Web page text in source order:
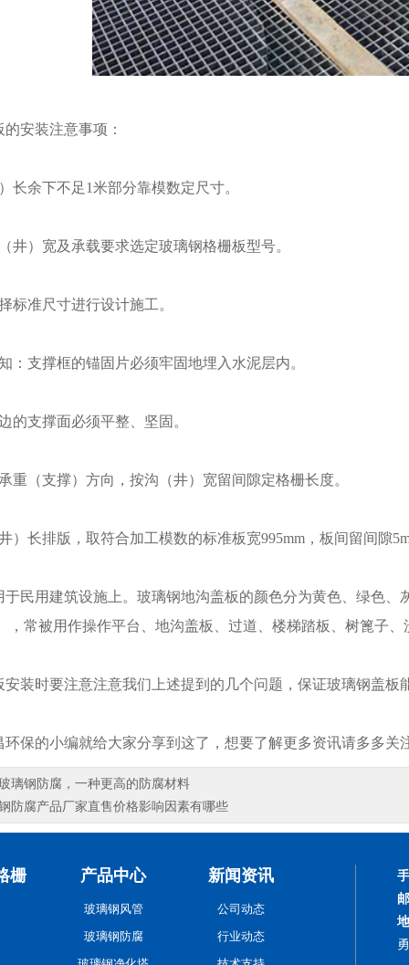
安装注意事项：
余下不足1米部分靠模数定尺寸。
）宽及承载要求选定玻璃钢格栅板型号。
准尺寸进行设计施工。
支撑框的锚固片必须牢固地埋入水泥层内。
支撑面必须平整、坚固。
（支撑）方向，按沟（井）宽留间隙定格栅长度。
长排版，取符合加工模数的标准板宽995mm，板间留间隙
用建筑设施上。玻璃钢地沟盖板的颜色分为黄色、绿色、
，常被用作操作平台、地沟盖板、过道、楼梯踏板、树篦子、
时要注意注意我们上述提到的几个问题，保证玻璃钢盖板
的小编就给大家分享到这了，想要了解更多资讯请多多关
璃钢防腐，一种更高的防腐材料
防腐产品厂家直售价格影响因素有哪些
栅 产品中心
玻璃钢风管
玻璃钢防腐
新闻资讯
公司动态
行业动态